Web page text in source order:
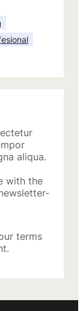
aliqua.
with the
terms